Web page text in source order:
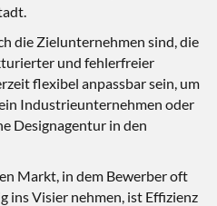
die Zielunternehmen sind, die
und fehlerfreier
flexibel anpassbar sein, um
Industrieunternehmen oder
Designagentur in den
Markt, in dem Bewerber oft
ins Visier nehmen, ist Effizienz